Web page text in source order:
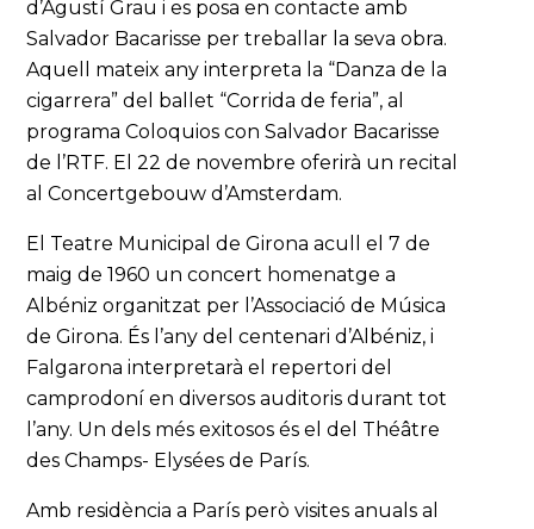
d’Agustí Grau i es posa en contacte amb
Salvador Bacarisse per treballar la seva obra.
Aquell mateix any interpreta la “Danza de la
cigarrera” del ballet “Corrida de feria”, al
programa Coloquios con Salvador Bacarisse
de l’RTF. El 22 de novembre oferirà un recital
al Concertgebouw d’Amsterdam.
El Teatre Municipal de Girona acull el 7 de
maig de 1960 un concert homenatge a
Albéniz organitzat per l’Associació de Música
de Girona. És l’any del centenari d’Albéniz, i
Falgarona interpretarà el repertori del
camprodoní en diversos auditoris durant tot
l’any. Un dels més exitosos és el del Théâtre
des Champs- Elysées de París.
Amb residència a París però visites anuals al